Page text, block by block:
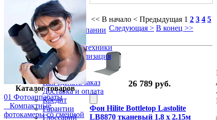
Гаджеты
Аксессуары
Слухи
Новости компании
Услуги
Прокат фототехники
Выкуп и реализация
Покупателям
Акции
Как сделать заказ
Доставка и оплата
Кредит
Гарантии
Глоссарий
Каталог товаров
01 Фотоаппараты
Компактные
фотокамеры со сменной
<< В начало < Предыдущая 1 2 3 4 5
Следующая > В конец >>
26 789 руб.
Фон Hilite Bottletop Lastolite
LB8870 тканевый 1.8 x 2.15м